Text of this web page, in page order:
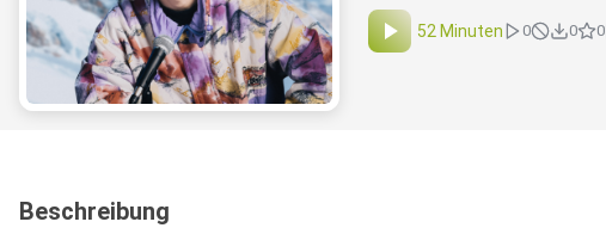
52 Minuten 0 0 0
Beschreibung